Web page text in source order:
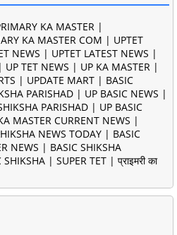
KA MASTER |
KA MASTER COM | UPTET
NEWS | UPTET LATEST NEWS |
UP TET NEWS | UP KA MASTER |
| UPDATE MART | BASIC
PARISHAD | UP BASIC NEWS |
PARISHAD | UP BASIC
MASTER CURRENT NEWS |
NEWS TODAY | BASIC
NEWS | BASIC SHIKSHA
| SUPER TET | प्राइमरी का